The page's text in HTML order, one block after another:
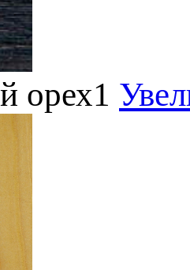
орех1